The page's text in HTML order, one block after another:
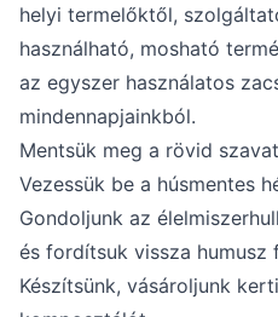
helyi termelőktől,
használható, mosható
az egyszer használatos
mindennapjainkból.
Mentsük meg a rövid
Vezessük be a húsmentes
Gondoljunk az
és fordítsuk vissza humusz
Készítsünk, vásároljunk